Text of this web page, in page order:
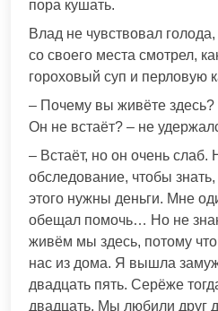
пора кушать.
Влад не чувствовал
со своего места смотрел,
гороховый суп и перловую
– Почему вы живёте
Он не встаёт? – не
– Встаёт, но он очень
обследование, чтобы
этого нужны деньги. Мне
обещал помочь… Но не
живём мы здесь, потому
нас из дома. Я вышла
двадцать пять. Серёже
двадцать. Мы любили друг